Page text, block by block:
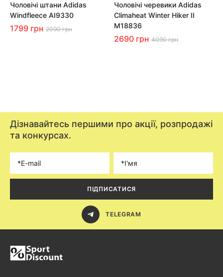
Чоловічі штани Adidas
Windfleece AI9330
1799 грн 2090 грн
Чоловічі черевики Adidas
Climaheat Winter Hiker II
M18836
2690 грн 4090 грн
Дізнавайтесь першими про акції, розпродажі
та конкурсах.
ПІДПИСАТИСЯ
TELEGRAM